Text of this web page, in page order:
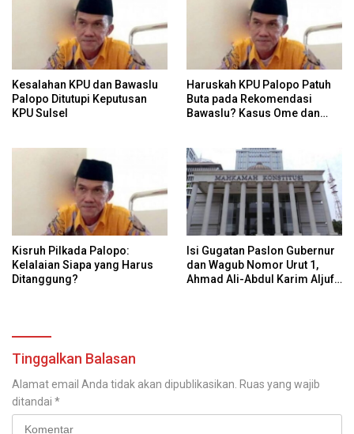
Kesalahan KPU dan Bawaslu
Palopo Ditutupi Keputusan
KPU Sulsel
Haruskah KPU Palopo Patuh
Buta pada Rekomendasi
Bawaslu? Kasus Ome dan
Kisruh Pilkada Palopo:
Kelalaian Siapa yang Harus
Ditanggung?
Isi Gugatan Paslon Gubernur
dan Wagub Nomor Urut 1,
Ahmad Ali-Abdul Karim Aljufri
Tinggalkan Balasan
Alamat email Anda tidak akan dipublikasikan. Ruas yang wajib
ditandai *